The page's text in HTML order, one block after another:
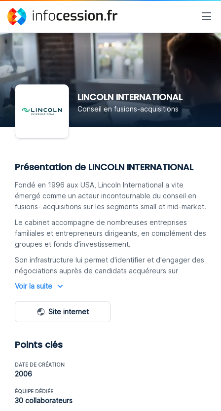
LINCOLN INTERNATIONAL
Conseil en fusions-acquisitions
Présentation de LINCOLN INTERNATIONAL
Fondé en 1996 aux USA, Lincoln International a vite
émergé comme un acteur incontournable du conseil en
fusions- acquisitions sur les segments small et mid-market.
Le cabinet accompagne de nombreuses entreprises
familiales et entrepreneurs dirigeants, en complément des
groupes et fonds d’investissement.
Son infrastructure lui permet d'identifier et d'engager des
négociations auprès de candidats acquéreurs sur
l'ensemble des continents à l'aide de ses 19 bureaux
Voir la suite
Site internet
Points clés
DATE DE CRÉATION
2006
ÈQUIPE DÉDIÉE
30 collaborateurs